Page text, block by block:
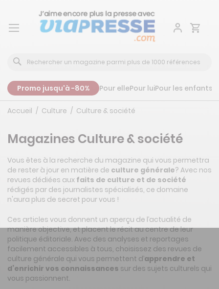
Aller
Promo jusqu'à -80% Pour ellePour luiPour les enfants
Accueil Culture Culture & société
Magazines Culture & société
Vous êtes à la recherche du magazine qui vous permettra
de rester à jour en matière de culture générale? Avec nos
revues dédiées aux faits de culture et de société
rédigés par des journalistes spécialisés, ce domaine
n'aura plus de secret pour vous !
Ces articles vous donnent un aperçu de l’actualité de
manière objective, et placent le récit au centre de leur
politique éditoriale. Avec des analyses et reportages
facilement accessibles à tous, choisissez des revues de
culture générale qui vous permettent d’apprendre et
d’enrichir vos connaissances sur des sujets culturels qui
vous passionnent.